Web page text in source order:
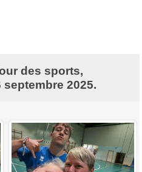
des sports,
2025.